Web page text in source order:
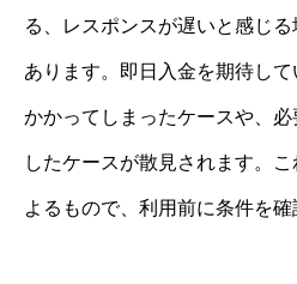
る、レスポンスが遅いと感じ
あります。即日入金を期待し
かかってしまったケースや、
したケースが散見されます。
よるもので、利用前に条件を確